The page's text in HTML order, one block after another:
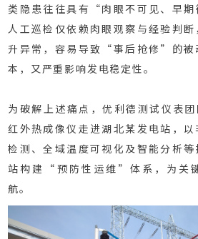
类隐患往往具有“肉眼不可见、早
人工巡检仅依赖肉眼观察与经验判
升异常，容易导致“事后抢修”的被
本，又严重影响发电稳定性。
为破解上述痛点，优利德测试仪表
红外热成像仪走进湖北某发电站，
检测、全域温度可视化及智能分析
站构建“预防性运维”体系，为关
航。